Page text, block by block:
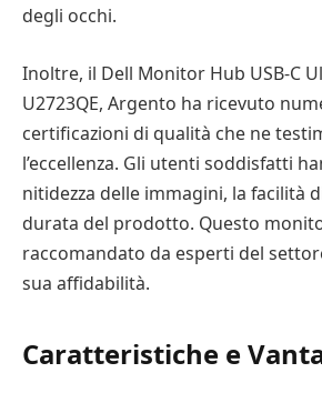
degli occhi.
Inoltre, il Dell Monitor Hub USB-C
U2723QE, Argento ha ricevuto
certificazioni di qualità che ne
l’eccellenza. Gli utenti soddisfatti
nitidezza delle immagini, la facilità
durata del prodotto. Questo
raccomandato da esperti del
sua affidabilità.
Caratteristiche e